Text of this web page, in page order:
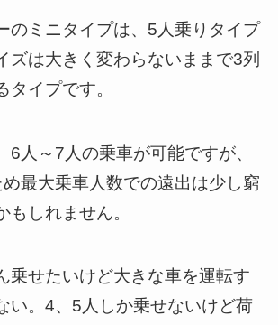
のミニタイプは、5人乗りタイプ
ズは大きく変わらないままで3列
タイプです。
6人～7人の乗車が可能ですが、
最大乗車人数での遠出は少し窮
もしれません。
乗せたいけど大きな車を運転す
い。4、5人しか乗せないけど荷